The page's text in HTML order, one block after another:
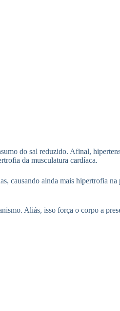
do sal reduzido. Afinal,
da musculatura cardíaca.
causando ainda mais hipertrofia
Aliás, isso força o corpo a